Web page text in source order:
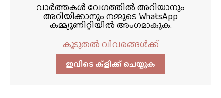
വാർത്തകൾ വേഗത്തിൽ അറിയാനും
അറിയിക്കാനും നമ്മുടെ WhatsApp
കമ്മ്യൂണിറ്റിയിൽ അംഗമാകുക.
കൂടുതൽ വിവരങ്ങൾക്ക്
ഇവിടെ ക്ളിക്ക്‌ ചെയ്യുക